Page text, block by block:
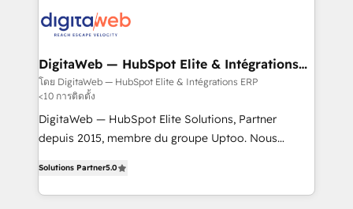
tailored to your GTM motion. 🔹 Migrations: Move
downtime. 🔹 RevOps Strategy: Align teams,
processes, and data to drive revenue efficiency. 🔹
Integrations: Connect HubSpot with your tech stack
for better adoption. 🔹 Custom Solutions: Build
tailored apps, workflows, and configurations. We are
our commitment to data security and compliance. At
OneMetric, we help revenue teams focus on the
DigitaWeb — HubSpot Elite & Intégrations
ERP
โดย DigitaWeb — HubSpot Elite & Intégrations ERP
<10 การติดตั้ง
DigitaWeb — HubSpot Elite Solutions, Partner
depuis 2015, membre du groupe Uptoo. Nous
Ventes et Service sur HubSpot grâce à la Revenue
Architecture : alignement des équipes, pipeline
Solutions Partner5.0